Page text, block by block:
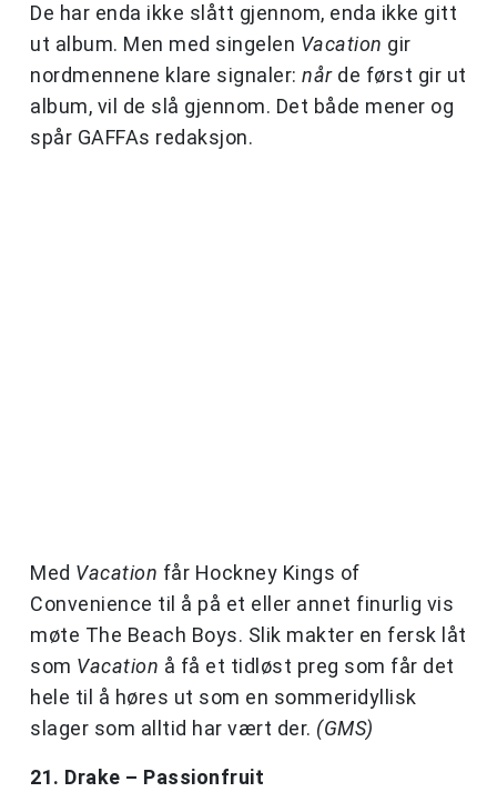
De har enda ikke slått gjennom, enda ikke gitt
ut album. Men med singelen Vacation gir
nordmennene klare signaler: når de først gir ut
album, vil de slå gjennom. Det både mener og
spår GAFFAs redaksjon.
Med Vacation får Hockney Kings of
Convenience til å på et eller annet finurlig vis
møte The Beach Boys. Slik makter en fersk låt
som Vacation å få et tidløst preg som får det
hele til å høres ut som en sommeridyllisk
slager som alltid har vært der. (GMS)
21. Drake – Passionfruit